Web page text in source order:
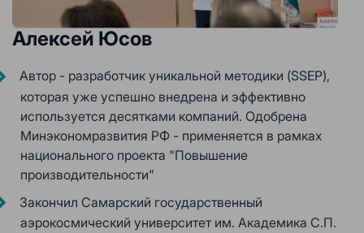
Алексей Юсов
Автор - разработчик уникальной методики (SSEP),
которая уже успешно внедрена и эффективно
используется десятками компаний. Одобрена
Минэкономразвития РФ - применяется в рамках
национального проекта "Повышение
производительности"
Закончил Самарский государственный
аэрокосмический университет им. Академика С.П.